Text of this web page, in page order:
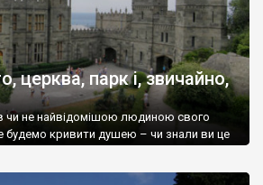
церква, парк і, звичайно,
чи не найвідомішою людиною свого
будемо кривити душею – чи знали ви це